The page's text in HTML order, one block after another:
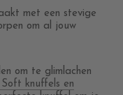
met een stevige
om al jouw
om te glimlachen
knuffels en